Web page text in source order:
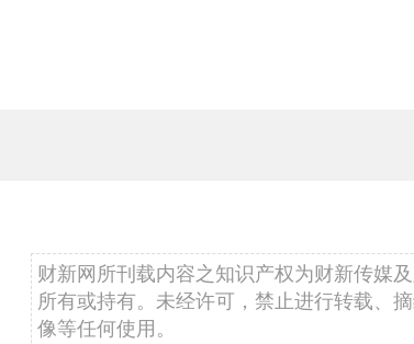
财新网所刊载内容之知识产权为财新传媒
所有或持有。未经许可，禁止进行转载、
像等任何使用。